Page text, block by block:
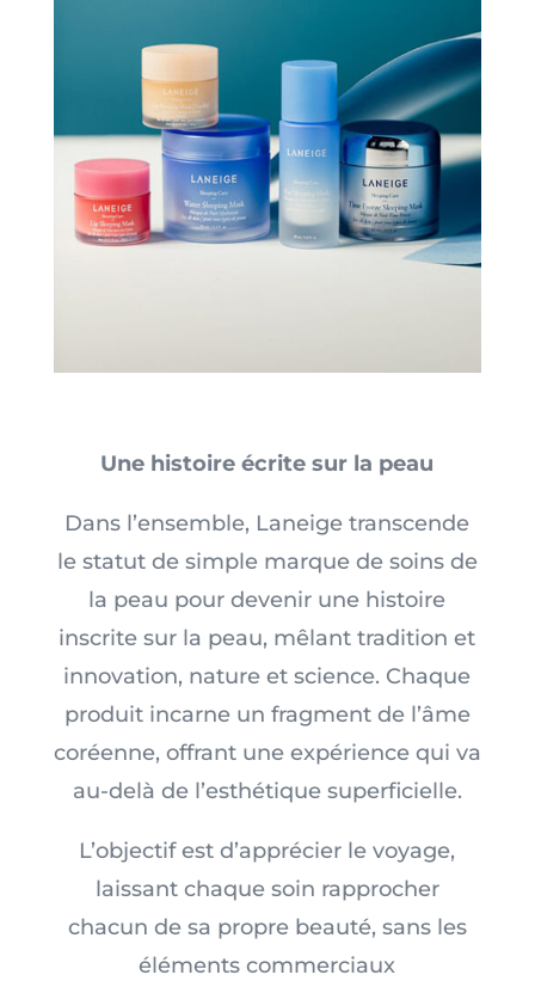
Une histoire écrite sur la peau
Dans l’ensemble, Laneige transcende
le statut de simple marque de soins de
la peau pour devenir une histoire
inscrite sur la peau, mêlant tradition et
innovation, nature et science. Chaque
produit incarne un fragment de l’âme
coréenne, offrant une expérience qui va
au-delà de l’esthétique superficielle.
L’objectif est d’apprécier le voyage,
laissant chaque soin rapprocher
chacun de sa propre beauté, sans les
éléments commerciaux